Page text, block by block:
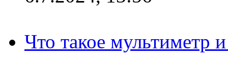
Что такое мультиметр